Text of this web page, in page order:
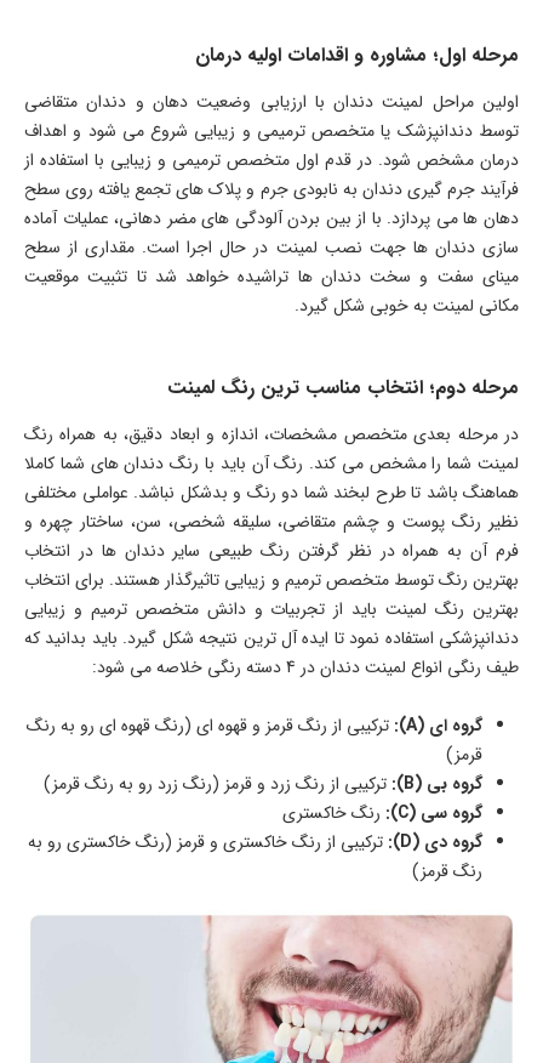
مرحله اول؛ مشاوره و اقدامات اولیه درمان
اولین مراحل لمینت دندان با ارزیابی وضعیت دهان و دندان متقاضی
توسط دندانپزشک یا متخصص ترمیمی و زیبایی شروع می شود و اهداف
درمان مشخص شود. در قدم اول متخصص ترمیمی و زیبایی با استفاده از
فرآیند جرم گیری دندان به نابودی جرم و پلاک های تجمع یافته روی سطح
دهان ها می پردازد. با از بین بردن آلودگی های مضر دهانی، عملیات آماده
سازی دندان ها جهت نصب لمینت در حال اجرا است. مقداری از سطح
مینای سفت و سخت دندان ها تراشیده خواهد شد تا تثبیت موقعیت
مکانی لمینت به خوبی شکل گیرد.
مرحله دوم؛ انتخاب مناسب ترین رنگ لمینت
در مرحله بعدی متخصص مشخصات، اندازه و ابعاد دقیق، به همراه رنگ
لمینت شما را مشخص می کند. رنگ آن باید با رنگ دندان های شما کاملا
هماهنگ باشد تا طرح لبخند شما دو رنگ و بدشکل نباشد. عواملی مختلفی
نظیر رنگ پوست و چشم متقاضی، سلیقه شخصی، سن، ساختار چهره و
فرم آن به همراه در نظر گرفتن رنگ طبیعی سایر دندان ها در انتخاب
بهترین رنگ توسط متخصص ترمیم و زیبایی تاثیرگذار هستند. برای انتخاب
بهترین رنگ لمینت باید از تجربیات و دانش متخصص ترمیم و زیبایی
دندانپزشکی استفاده نمود تا ایده آل ترین نتیجه شکل گیرد. باید بدانید که
طیف رنگی انواع لمینت دندان در 4 دسته رنگی خلاصه می شود:
گروه ای (A):
ترکیبی از رنگ قرمز و قهوه ای (رنگ قهوه ای رو به رنگ
قرمز)
گروه بی (B):
ترکیبی از رنگ زرد و قرمز (رنگ زرد رو به رنگ قرمز)
گروه سی (C):
رنگ خاکستری
گروه دی (D):
ترکیبی از رنگ خاکستری و قرمز (رنگ خاکستری رو به
رنگ قرمز)